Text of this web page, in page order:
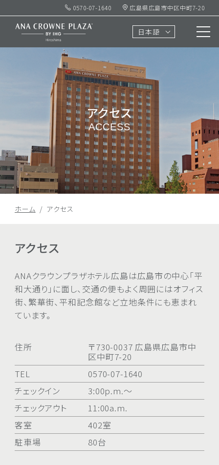
0570-07-1640 広島県広島市中区中町7-20
日本語
アクセス
ACCESS
ホーム アクセス
アクセス
ANAクラウンプラザホテル広島は広島市の中心「平
和大通り」に面し、交通の便もよく周囲にはオフィス
街、繁華街、平和記念館など立地条件にも恵まれ
ています。
住所
〒730-0037 広島県広島市中
区中町7-20
TEL
0570-07-1640
チェックイン
3:00p.m.〜
チェックアウト
11:00a.m.
客室
402室
駐車場
80台